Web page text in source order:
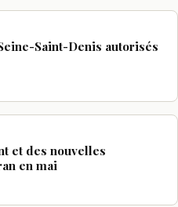
Saint-Denis autorisés
et des nouvelles
en mai